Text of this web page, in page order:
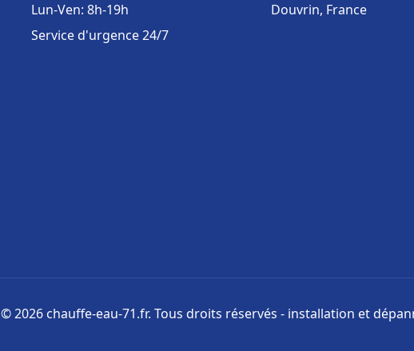
Lun-Ven: 8h-19h
Service d'urgence 24/7
Douvrin, France
© 2026 chauffe-eau-71.fr. Tous droits réservés - installation et